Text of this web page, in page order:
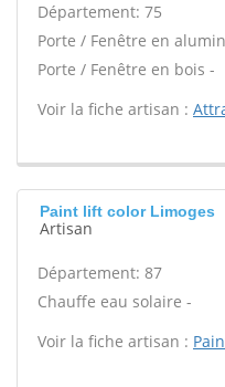
Département: 75
Porte / Fenêtre en
Porte / Fenêtre en bois -
Voir la fiche artisan :
Paint lift color Limoges
Artisan
Département: 87
Chauffe eau solaire -
Voir la fiche artisan :